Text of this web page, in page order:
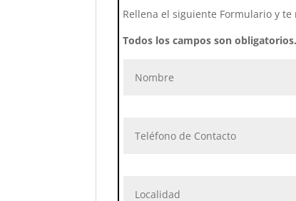
Rellena el siguiente Formulario y
Todos los campos son obligatorios.